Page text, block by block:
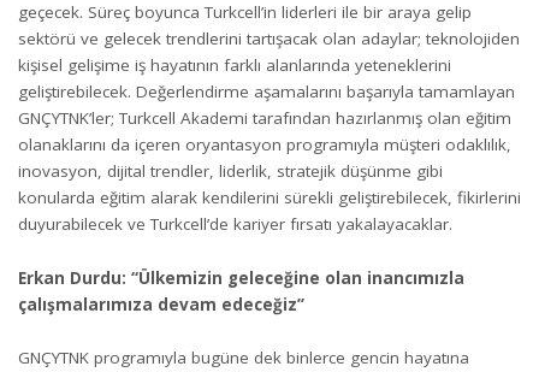
geçecek. Süreç boyunca Turkcell’in liderleri ile bir araya gelip
sektörü ve gelecek trendlerini tartışacak olan adaylar; teknolojiden
kişisel gelişime iş hayatının farklı alanlarında yeteneklerini
geliştirebilecek. Değerlendirme aşamalarını başarıyla tamamlayan
GNÇYTNK’ler; Turkcell Akademi tarafından hazırlanmış olan eğitim
olanaklarını da içeren oryantasyon programıyla müşteri odaklılık,
inovasyon, dijital trendler, liderlik, stratejik düşünme gibi
konularda eğitim alarak kendilerini sürekli geliştirebilecek, fikirlerini
duyurabilecek ve Turkcell’de kariyer fırsatı yakalayacaklar.
Erkan Durdu: “Ülkemizin geleceğine olan inancımızla
çalışmalarımıza devam edeceğiz”
GNÇYTNK programıyla bugüne dek binlerce gencin hayatına